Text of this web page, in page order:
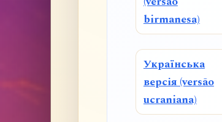
birmanesa)
Українська
версія (versão
ucraniana)